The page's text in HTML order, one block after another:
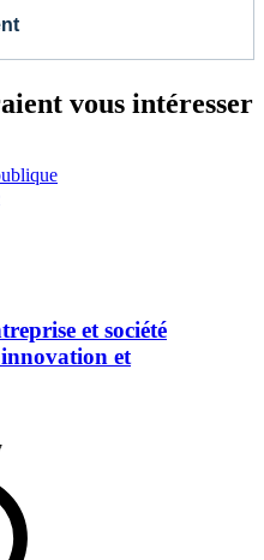
vous intéresser
et société
et